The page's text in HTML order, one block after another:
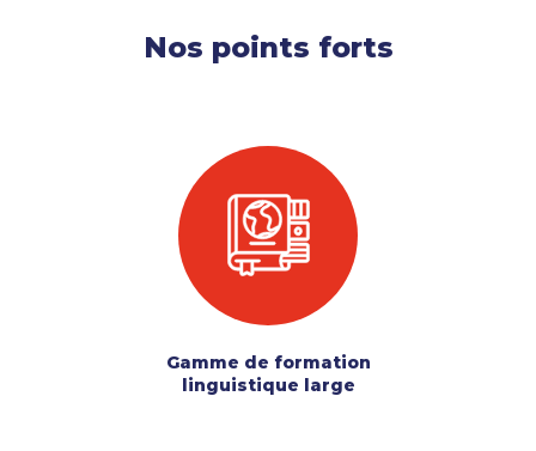
Nos points forts
Gamme de formation
linguistique large